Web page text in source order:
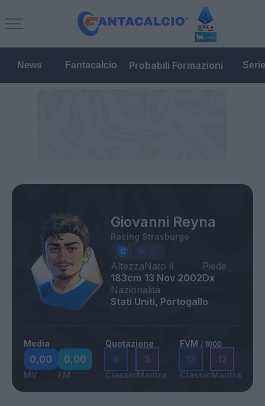
News Fantacalcio Probabili Formazioni
Giovanni Reyna
Racing Strasburgo
Altezza
183cm
Nato il
13 Nov 2002
Piede
Dx
Nazionalità
Stati Uniti, Portogallo
Media
0,00
MV
0,00
FM
Quotazione
6
Classic
5
Mantra
FVM / 1000
13
Classic
12
Mantra